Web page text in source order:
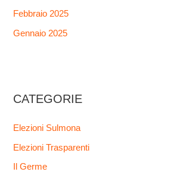
Febbraio 2025
Gennaio 2025
CATEGORIE
Elezioni Sulmona
Elezioni Trasparenti
Il Germe